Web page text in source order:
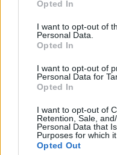
use your data for below
consent section.
Opted In
I want to opt-out of
Personal Data.
Opted In
I want to opt-out of
Personal Data for
Opted In
I want to opt-out of
Retention, Sale,
Personal Data that
Purposes for which
Opted Out